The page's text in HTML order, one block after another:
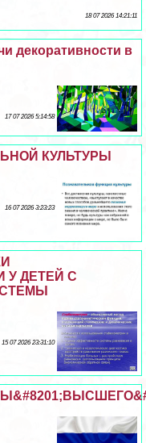
18 07 2026 14:21:11
декоративности в
17 07 2026 5:14:58
КУЛЬТУРЫ
16 07 2026 3:23:23
У ДЕТЕЙ С
15 07 2026 23:31:10